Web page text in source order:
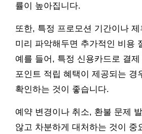
률이 높아집니다.
또한, 특정 프로모션 기간이나
미리 파악해두면 추가적인 비용
예를 들어, 특정 신용카드로 결
포인트 적립 혜택이 제공되는 경
확인하는 것이 좋습니다.
예약 변경이나 취소, 환불 문제
않고 차분하게 대처하는 것이 중